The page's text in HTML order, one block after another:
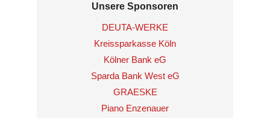
Unsere Sponsoren
DEUTA-WERKE
Kreissparkasse Köln
Kölner Bank eG
Sparda Bank West eG
GRAESKE
Piano Enzenauer